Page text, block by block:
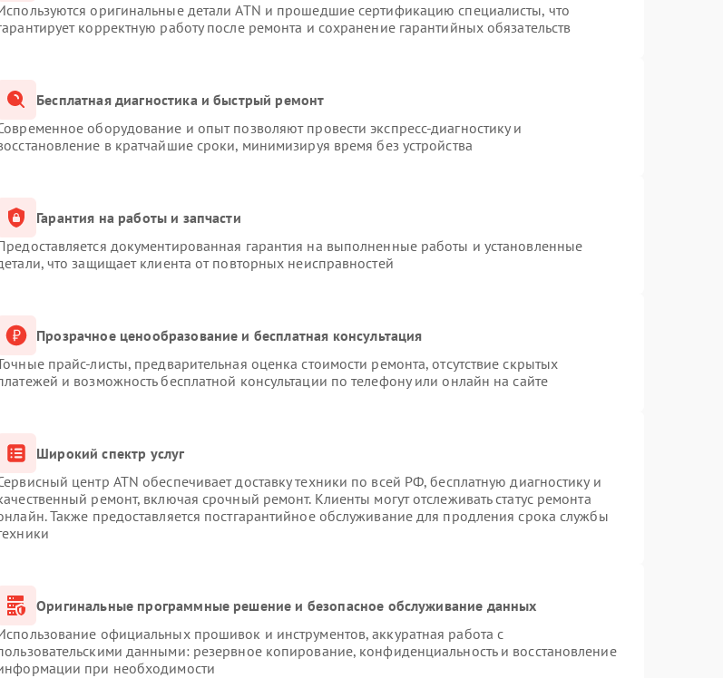
оригинальные детали ATN и прошедшие сертификацию специалисты, что
корректную работу после ремонта и сохранение гарантийных обязательств
Бесплатная диагностика и быстрый ремонт
оборудование и опыт позволяют провести экспресс-диагностику и
в кратчайшие сроки, минимизируя время без устройства
Гарантия на работы и запчасти
документированная гарантия на выполненные работы и установленные
что защищает клиента от повторных неисправностей
Прозрачное ценообразование и бесплатная консультация
прайс-листы, предварительная оценка стоимости ремонта, отсутствие скрытых
и возможность бесплатной консультации по телефону или онлайн на сайте
Широкий спектр услуг
центр ATN обеспечивает доставку техники по всей РФ, бесплатную диагностику и
ремонт, включая срочный ремонт. Клиенты могут отслеживать статус ремонта
Также предоставляется постгарантийное обслуживание для продления срока службы
Оригинальные программные решение и безопасное обслуживание данных
официальных прошивок и инструментов, аккуратная работа с
данными: резервное копирование, конфиденциальность и восстановление
при необходимости